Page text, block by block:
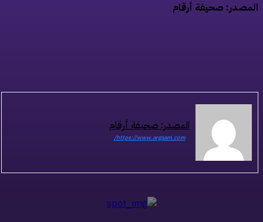
صحيفة أرقام
المصدر: صحيفة أرقام
https://www.argaam.com/